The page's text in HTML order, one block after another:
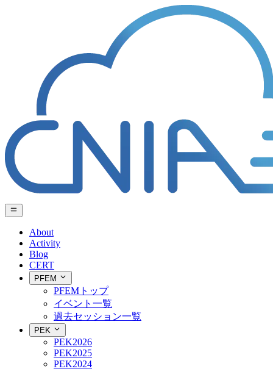
About
Activity
Blog
CERT
PFEM
PFEMトップ
イベント一覧
過去セッション一覧
PEK
PEK2026
PEK2025
PEK2024